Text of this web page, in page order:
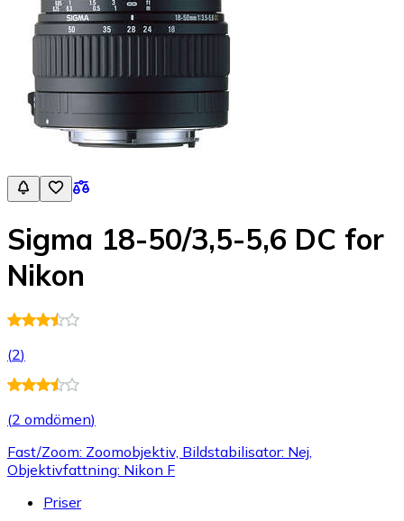
Sigma 18-50/3,5-5,6 DC for
Nikon
(2)
(2 omdömen)
Fast/Zoom: Zoomobjektiv, Bildstabilisator: Nej,
Objektivfattning: Nikon F
Priser